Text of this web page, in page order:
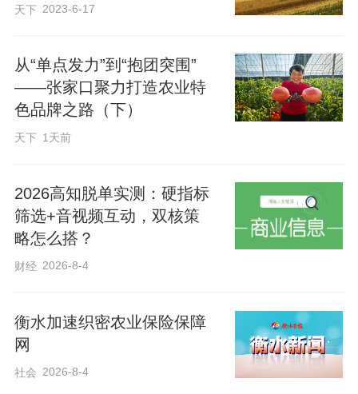
收割机准备作业。长城网·冀云客户端记者 贾宏博 摄
“这次拿冠军特别激动。把比武场地当成自
家地来收，把活干好，减少损失，我也能
多挣钱。”王世超说。从事农机作业4年的
天下 2023-6-17
从“单点发力”到“抱团突围”
——张家口聚力打造农业特
色品牌之路（下）
天下 1天前
2026高知脱单实测：硬指标
筛选+音视频互动，双核策
略怎么搭？
财经 2026-8-4
衡水加速织密农业保险保障
网
社会 2026-8-4